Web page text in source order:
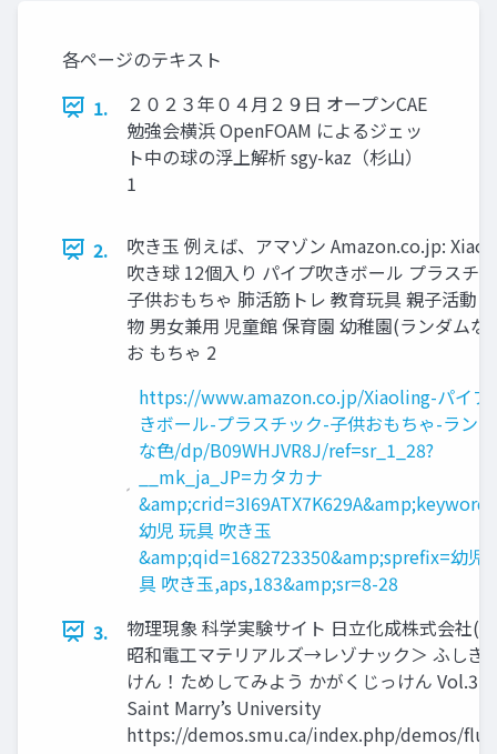
各ページのテキスト
1.
２０２３年０４月２９日 オープンCAE
勉強会横浜 OpenFOAM によるジェッ
ト中の球の浮上解析 sgy-kaz（杉山）
1
2.
吹き玉 例えば、アマゾン Amazon.co.jp:
吹き球 12個入り パイプ吹きボール プラスチ
子供おもちゃ 肺活筋トレ 教育玩具 親子活動
物 男女兼用 児童館 保育園 幼稚園(ランダムな
お もちゃ 2
https://www.amazon.co.jp/Xiaoling-パイプ
きボール-プラスチック-子供おもちゃ-ラン
な色/dp/B09WHJVR8J/ref=sr_1_28?
__mk_ja_JP=カタカナ
幼児 玩具 吹き玉
&amp;qid=1682723350&amp;sprefix=幼児
具 吹き玉,aps,183&amp;sr=8-28
3.
物理現象 科学実験サイト 日立化成株式会社(
昭和電工マテリアルズ→レゾナック＞ ふしぎ
けん！ためしてみよう かがくじっけん Vol.3
Saint Marry’s University
https://demos.smu.ca/index.php/demos/